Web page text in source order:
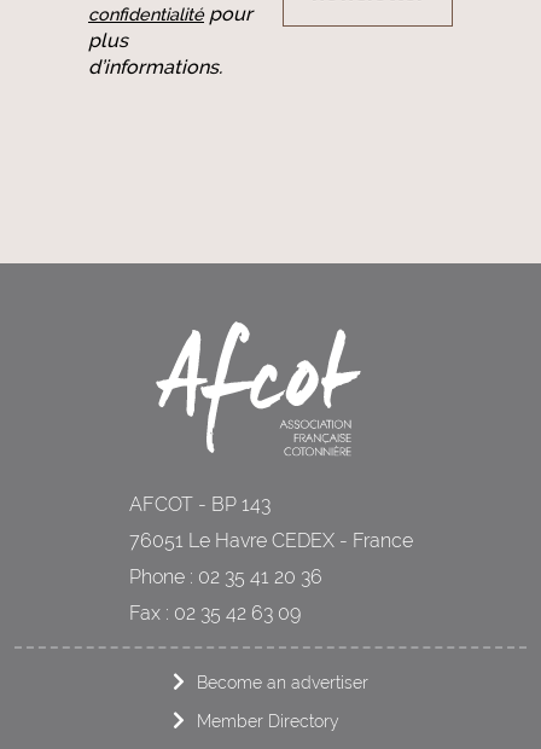
confidentialitépour
plus
d’informations.
AFCOT - BP 143
76051 Le Havre CEDEX - France
Phone : 02 35 41 20 36
Fax : 02 35 42 63 09
Become an advertiser
Member Directory